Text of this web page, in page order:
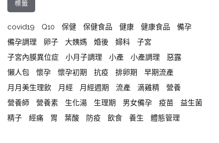
標籤
covid19 Q10 保健 保健食品 健康 健康食品
備孕
備孕調理
卵子 大姨媽 婚後 婦科
子宮
子宮內膜異位症
小月子調理 小產 小產調理
惡露
懶人包
懷孕 懷孕初期 抗疫 排卵期
早期流產
月月美生理飲
月經 月經週期 流產 滴雞精
營養
營養師
營養素 生化湯 生理期 男女備孕 疫苗
益生菌
精子
經痛 胃 葉酸 防疫 飲食 養生 體態管理